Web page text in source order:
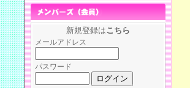
新規登録はこちら
メールアドレス
パスワード